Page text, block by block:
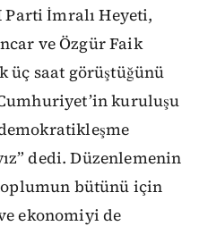
Parti İmralı Heyeti,
ve Özgür Faik
üç saat görüştüğünü
kuruluşu
dedi. Düzenlemenin
bütünü için
ekonomiyi de